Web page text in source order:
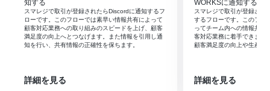
続いて、オペレーションでスマレジを選択し、「在庫数を
更新」アクションを設定し、Yoomデータベースから取得
した情報をもとに在庫数を更新します。
最後に、オペレーションでWorkplaceを選択し、
容を任意のグループに通知します。
知する
スマレジで取引が登録されたらDiscordに通知するフ
ローです。このフローでは素早い情報共有によって
顧客対応業務への取り組みのスピードを上げ、顧客
満足度の向上へとつなげます。また情報を引用し通
知を行い、共有情報の正確性を保ちます。
詳細を見る
WORKSに通知する
スマレジで取引が登録され
するフローです。このフロ
ってチーム内への情報共有
客対応業務に着手できます
顧客満足度の向上や生産性
詳細を見る